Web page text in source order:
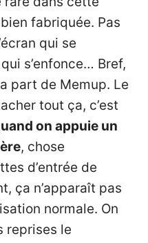
fabriquée. Pas
qui se
s’enfonce… Bref,
part de Memup. Le
tout ça, c’est
on appuie un
, chose
d’entrée de
ça n’apparaît pas
normale. On
reprises le